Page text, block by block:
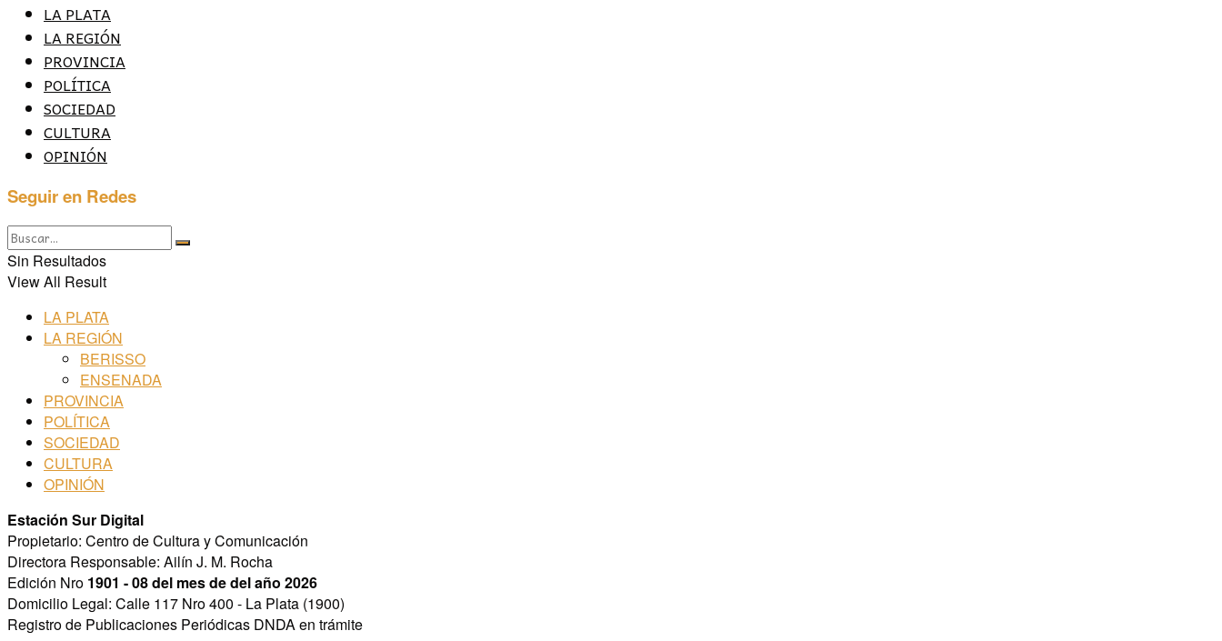
LA PLATA
LA REGIÓN
PROVINCIA
POLÍTICA
SOCIEDAD
CULTURA
OPINIÓN
Seguir en Redes
Sin Resultados
View All Result
LA PLATA
LA REGIÓN
BERISSO
ENSENADA
PROVINCIA
POLÍTICA
SOCIEDAD
CULTURA
OPINIÓN
Estación Sur Digital
Propietario: Centro de Cultura y Comunicación
Directora Responsable: Ailín J. M. Rocha
Edición Nro 1901 - 08 del mes de del año 2026
Domicilio Legal: Calle 117 Nro 400 - La Plata (1900)
Registro de Publicaciones Periódicas DNDA en trámite